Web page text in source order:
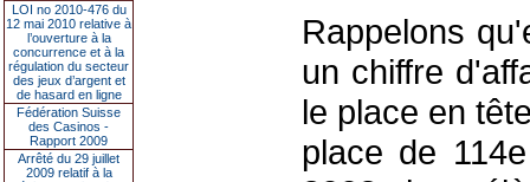
LOI no 2010-476 du
12 mai 2010 relative à
l’ouverture à la
concurrence et à la
régulation du secteur
des jeux d’argent et
de hasard en ligne
Fédération Suisse
des Casinos -
Rapport 2009
Arrêté du 29 juillet
2009 relatif à la
Rappelons
un chiffre
le place en
place de